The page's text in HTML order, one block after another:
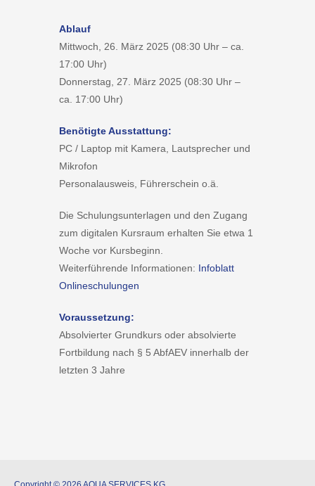
Ablauf
Mittwoch, 26. März 2025 (08:30 Uhr – ca.
17:00 Uhr)
Donnerstag, 27. März 2025 (08:30 Uhr –
ca. 17:00 Uhr)
Benötigte Ausstattung:
PC / Laptop mit Kamera, Lautsprecher und
Mikrofon
Personalausweis, Führerschein o.ä.
Die Schulungsunterlagen und den Zugang
zum digitalen Kursraum erhalten Sie etwa 1
Woche vor Kursbeginn.
Weiterführende Informationen: Infoblatt
Onlineschulungen
Voraussetzung:
Absolvierter Grundkurs oder absolvierte
Fortbildung nach § 5 AbfAEV innerhalb der
letzten 3 Jahre
Copyright © 2026 AQUA SERVICES KG